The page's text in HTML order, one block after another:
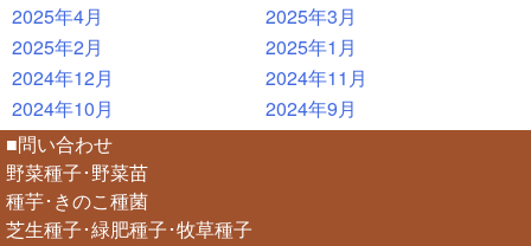
2025年4月
2025年3月
2025年2月
2025年1月
2024年12月
2024年11月
2024年10月
2024年9月
■問い合わせ
野菜種子･野菜苗
種芋･きのこ種菌
芝生種子･緑肥種子･牧草種子